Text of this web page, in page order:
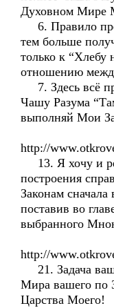
Духовном Мире
6. Правило
тем больше
только к
отношению
7. Здесь всё
Чашу Разума
выполняй Мои
http://
13. Я хочу и
построения
Законам
поставив во
выбранного
http://
21. Задача
Мира вашего по
Царства Моего!